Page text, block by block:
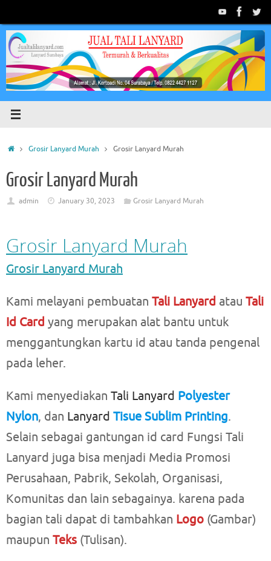
content
HomeGrosir Lanyard Murah Grosir Lanyard Murah
Grosir Lanyard Murah
admin January 30, 2023 Grosir Lanyard Murah
Grosir Lanyard Murah
Grosir Lanyard Murah
Kami melayani pembuatan Tali Lanyard atau Tali
Id Card yang merupakan alat bantu untuk
menggantungkan kartu id atau tanda pengenal
pada leher.
Kami menyediakan Tali Lanyard Polyester
Nylon, dan Lanyard Tisue Sublim Printing.
Selain sebagai gantungan id card Fungsi Tali
Lanyard juga bisa menjadi Media Promosi
Perusahaan, Pabrik, Sekolah, Organisasi,
Komunitas dan lain sebagainya. karena pada
bagian tali dapat di tambahkan Logo (Gambar)
maupun Teks (Tulisan).